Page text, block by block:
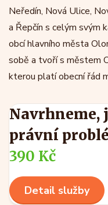
Neředín, Nová Ulice,
a Řepčín s celým svým
obcí hlavního města
sobě a tvoří s městem
kterou platí obecní řád
Navrhneme,
právní
390 Kč
Detail služby